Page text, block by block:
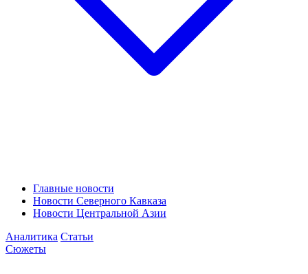
Главные новости
Новости Северного Кавказа
Новости Центральной Азии
Аналитика Статьи
Сюжеты